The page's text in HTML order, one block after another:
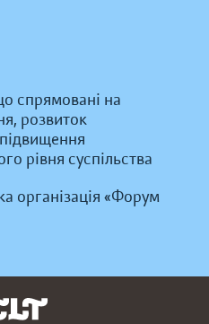
спрямовані на
розвиток
рівня суспільства
організація «Форум